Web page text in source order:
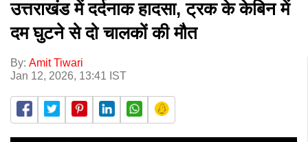
उत्तराखंड में दर्दनाक हादसा, ट्रक के केबिन में
दम घुटने से दो चालकों की मौत
By: Amit Tiwari
Jan 12, 2026, 13:41 IST